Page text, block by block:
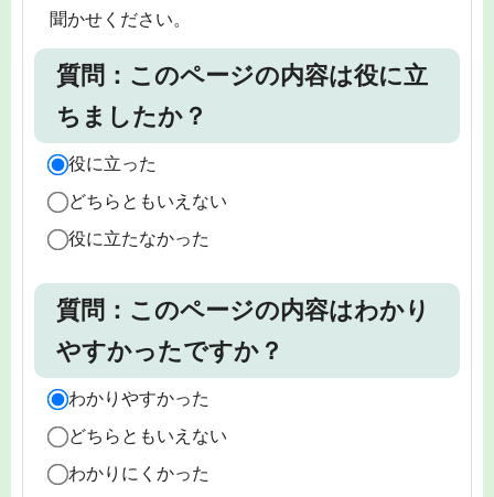
聞かせください。
質問：このページの内容は役に立
ちましたか？
役に立った
どちらともいえない
役に立たなかった
質問：このページの内容はわかり
やすかったですか？
わかりやすかった
どちらともいえない
わかりにくかった